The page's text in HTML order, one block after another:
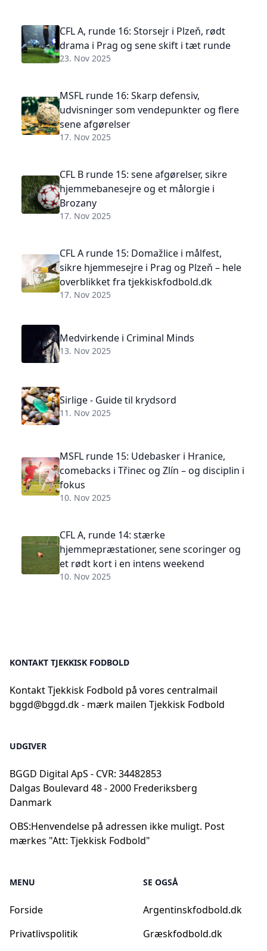
CFL A, runde 16: Storsejr i Plzeň, rødt
drama i Prag og sene skift i tæt runde
23. Nov 2025
MSFL runde 16: Skarp defensiv,
udvisninger som vendepunkter og flere
sene afgørelser
17. Nov 2025
CFL B runde 15: sene afgørelser, sikre
hjemmebanesejre og et målorgie i
Brozany
17. Nov 2025
CFL A runde 15: Domažlice i målfest,
sikre hjemmesejre i Prag og Plzeň – hele
overblikket fra tjekkiskfodbold.dk
17. Nov 2025
Medvirkende i Criminal Minds
13. Nov 2025
Sirlige - Guide til krydsord
11. Nov 2025
MSFL runde 15: Udebasker i Hranice,
comebacks i Třinec og Zlín – og disciplin i
fokus
10. Nov 2025
CFL A, runde 14: stærke
hjemmepræstationer, sene scoringer og
et rødt kort i en intens weekend
10. Nov 2025
KONTAKT TJEKKISK FODBOLD
Kontakt Tjekkisk Fodbold på vores centralmail
bggd@bggd.dk- mærk mailen Tjekkisk Fodbold
UDGIVER
BGGD Digital ApS - CVR: 34482853
Dalgas Boulevard 48 - 2000 Frederiksberg
Danmark
OBS:Henvendelse på adressen ikke muligt. Post
mærkes "Att: Tjekkisk Fodbold"
MENU
Forside
Privatlivspolitik
SE OGSÅ
Argentinskfodbold.dk
Græskfodbold.dk